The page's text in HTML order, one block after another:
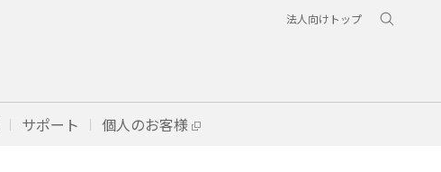
法人向けトップ
サポート 個人のお客様